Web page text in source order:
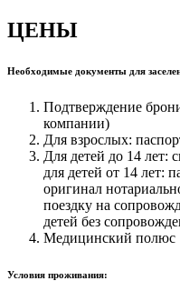
ЦЕНЫ
Необходимые документы для
Подтверждение
компании)
Для взрослых:
Для детей до 14 лет:
для детей от 14 лет:
оригинал
поездку на
детей без
Медицинский полюс
Условия проживания: